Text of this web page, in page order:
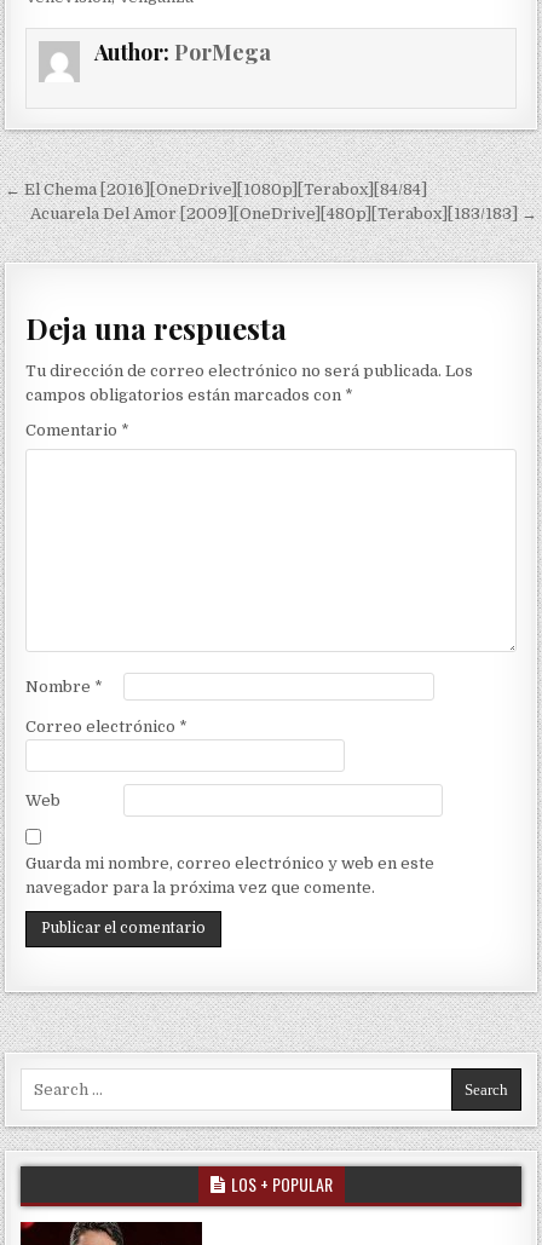
Author: PorMega
Navegación de entradas
← El Chema [2016][OneDrive][1080p][Terabox][84/84]
Acuarela Del Amor [2009][OneDrive][480p][Terabox][183/183] →
Deja una respuesta
Tu dirección de correo electrónico no será publicada. Los
campos obligatorios están marcados con *
Comentario *
Nombre *
Correo electrónico *
Web
Guarda mi nombre, correo electrónico y web en este
navegador para la próxima vez que comente.
LOS + POPULAR